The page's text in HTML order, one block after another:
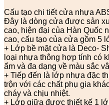
Cấu tạo chi tiết cửa nhựa
Đây là dòng cửa được sản
cao, hiện đại của Hàn Quốc
cao, cấu tạo của cửa gồm 5
+ Lớp bề mặt cửa là Deco-
loại nhựa thông hợp tính có
ẩm và đa dạng về màu sắc
+ Tiếp đến là lớp nhựa đặc
trộn với các chất phụ gia
cháy và chịu nhiệt.
+ Lớp giữa được thiết kế 1